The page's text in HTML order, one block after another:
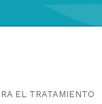
EL TRATAMIENTO